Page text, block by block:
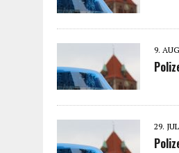
9.
29.